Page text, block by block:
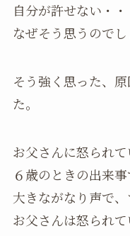
自分が許せない・・
なぜそう思うのでし
そう強く思った、
た。
お父さんに怒られて
６歳のときの出来事
大きながなり声で
お父さんは怒られて